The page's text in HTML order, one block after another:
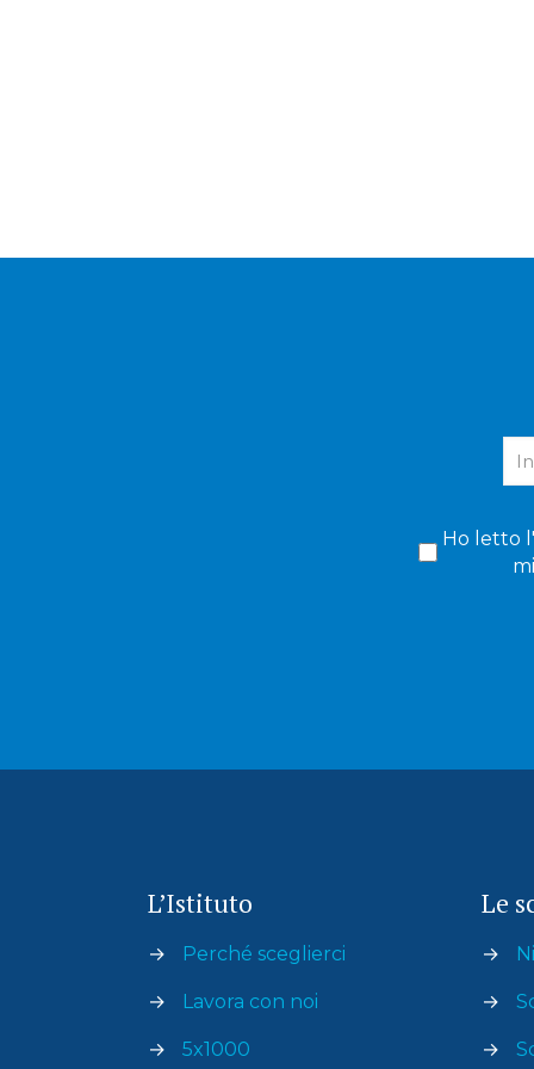
Ho letto
L’Istituto
→ Perché sceglierci
→ Lavora con noi
→ 5x1000
Le
→
→
→